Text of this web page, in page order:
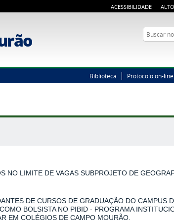
ACESSIBILIDADE
Busca
Biblioteca Protocolo on-line
NO LIMITE DE VAGAS SUBPROJETO DE
DE CURSOS DE GRADUAÇÃO DO CAMPUS
BOLSISTA NO PIBID - PROGRAMA
EM COLÉGIOS DE CAMPO MOURÃO.